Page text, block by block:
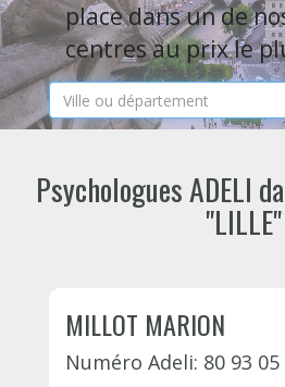
place dans un de
centres au prix le
Psychologues ADELI
"LILLE"
MILLOT MARION
Numéro Adeli: 80 93 05